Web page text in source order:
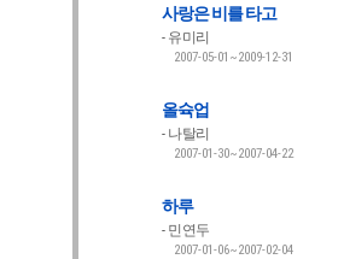
사랑은 비를 타고
유미리
2007-05-01~2009-12-31
올슉업
나탈리
2007-01-30~2007-04-22
하루
민연두
2007-01-06~2007-02-04